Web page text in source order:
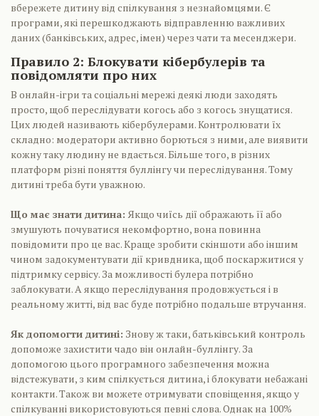
вбережете дитину від спілкування з незнайомцями. Є
програми, які перешкоджають відправленню важливих
даних (банківських, адрес, імен) через чати та месенджери.
Правило 2: Блокувати кібербулерів та
повідомляти про них
В онлайн-ігри та соціальні мережі деякі люди заходять
просто, щоб переслідувати когось або з когось знущатися.
Цих людей називають кібербулерами. Контролювати їх
складно: модератори активно борються з ними, але виявити
кожну таку людину не вдається. Більше того, в різних
платформ різні поняття буллінгу чи переслідування. Тому
дитині треба бути уважною.
Що має знати дитина: Якщо чиїсь дії ображають її або
змушують почуватися некомфортно, вона повинна
повідомити про це вас. Краще зробити скіншоти або іншим
чином задокументувати дії кривдника, щоб поскаржитися у
підтримку сервісу. За можливості булера потрібно
заблокувати. А якщо переслідування продовжується і в
реальному житті, від вас буде потрібно подальше втручання.
Як допомогти дитині: Знову ж таки, батьківський контроль
допоможе захистити чадо він онлайн-буллінгу. За
допомогою цього програмного забезпечення можна
відстежувати, з ким спілкується дитина, і блокувати небажані
контакти. Також ви можете отримувати сповіщення, якщо у
спілкуванні використовуються певні слова. Однак на 100%